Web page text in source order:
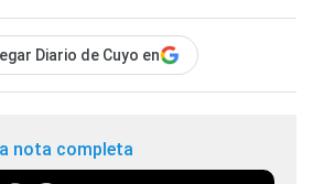
Diario de Cuyo en
nota completa